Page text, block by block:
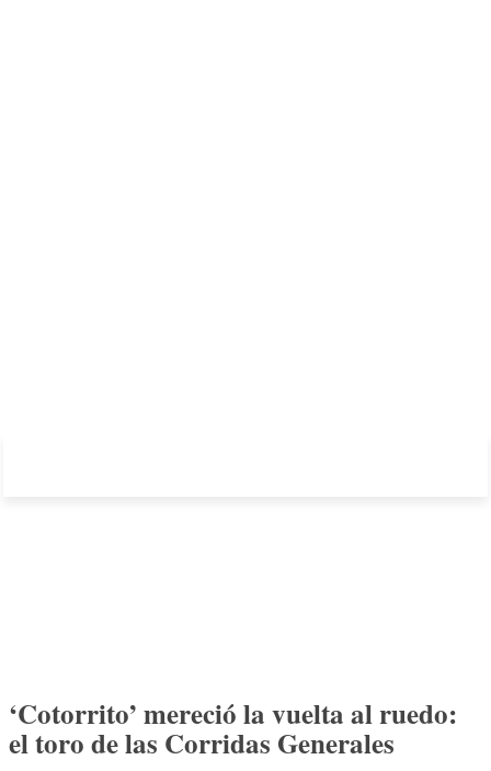
‘Cotorrito’ mereció la vuelta al ruedo:
el toro de las Corridas Generales